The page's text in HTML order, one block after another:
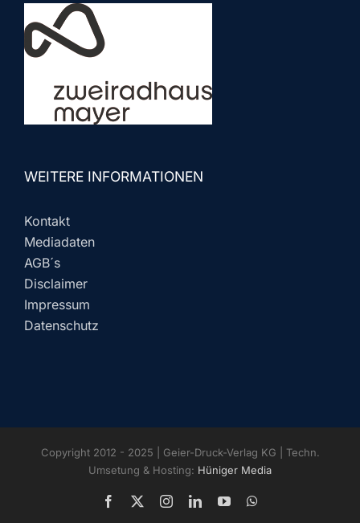
WEITERE INFORMATIONEN
Kontakt
Mediadaten
AGB´s
Disclaimer
Impressum
Datenschutz
Copyright 2012 - 2025 | Geier-Druck-Verlag KG | Techn.
Umsetung & Hosting: Hüniger Media
Facebook InstagramLinkedInYouTube